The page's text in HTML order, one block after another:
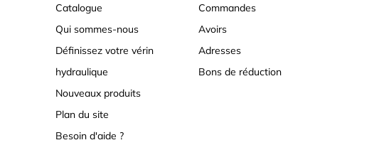
Catalogue
Qui sommes-nous
Définissez votre vérin
hydraulique
Nouveaux produits
Plan du site
Besoin d'aide ?
Commandes
Avoirs
Adresses
Bons de réduction